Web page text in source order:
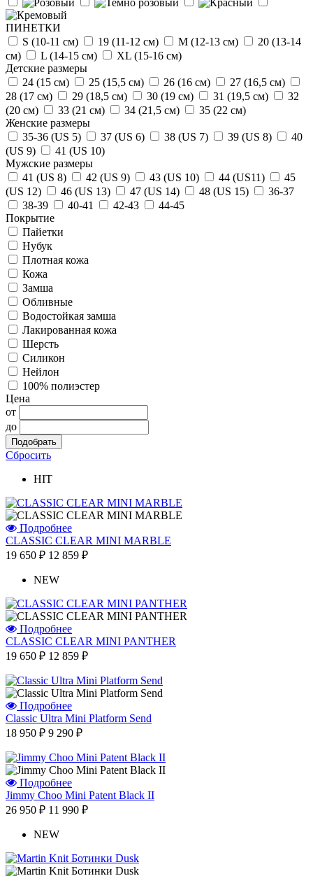
ПИНЕТКИ
S (10-11 см)
19 (11-12 см) М (12-13 см)
20 (13-14
см)
L (14-15 cм)
ХL (15-16 cм)
Детские размеры
24 (15 см)
25 (15,5 см) 26 (16 см)
27 (16,5 см)
28 (17 см)
29 (18,5 см) 30 (19 см) 31 (19,5 см)
32
(20 см)
33 (21 см) 34 (21,5 см)
35 (22 см)
Женские размеры
35-36 (US 5)
37 (US 6) 38 (US 7) 39 (US 8)
40
(US 9)
41 (US 10)
Мужские размеры
41 (US 8)
42 (US 9) 43 (US 10) 44 (US11)
45
(US 12)
46 (US 13) 47 (US 14) 48 (US 15)
36-37
38-39
40-41 42-43
44-45
Покрытие
Пайетки
Нубук
Плотная кожа
Кожа
Замша
Обливные
Водостойкая замша
Лакированная кожа
Шерсть
Силикон
Нейлон
100% полиэстер
Цена
от
до
Сбросить
HIT
Подробнее
CLASSIC CLEAR MINI MARBLE
19 650 ₽ 12 859 ₽
NEW
Подробнее
CLASSIC CLEAR MINI PANTHER
19 650 ₽ 12 859 ₽
Подробнее
Classic Ultra Mini Platform Send
18 950 ₽ 9 290 ₽
Подробнее
Jimmy Choo Mini Patent Black II
26 950 ₽ 11 990 ₽
NEW